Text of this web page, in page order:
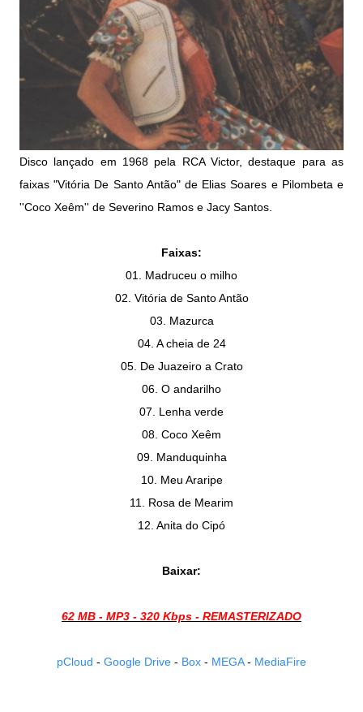
Disco lançado em 1968 pela RCA Victor, destaque para as
faixas "Vitória De Santo Antão" de Elias Soares e Pilombeta e
''Coco Xeêm'' de Severino Ramos e Jacy Santos.
Faixas:
01. Madruceu o milho
02. Vitória de Santo Antão
03. Mazurca
04. A cheia de 24
05. De Juazeiro a Crato
06. O andarilho
07. Lenha verde
08. Coco Xeêm
09. Manduquinha
10. Meu Araripe
11. Rosa de Mearim
12. Anita do Cipó
Baixar:
62 MB - MP3 - 320 Kbps - REMASTERIZADO
pCloud - Google Drive - Box - MEGA- MediaFire